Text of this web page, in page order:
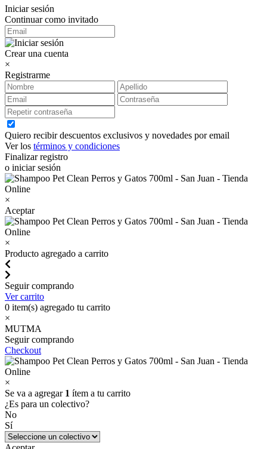
Iniciar sesión
Continuar como invitado
Crear una cuenta
×
Registrarme
Quiero recibir descuentos exclusivos y novedades por email
Ver los términos y condiciones
Finalizar registro
o iniciar sesión
×
Aceptar
×
Producto agregado a carrito
Seguir comprando
Ver carrito
0 item(s) agregado tu carrito
×
MUTMA
Seguir comprando
Checkout
×
Se va a agregar 1 ítem a tu carrito
¿Es para un colectivo?
No
Sí